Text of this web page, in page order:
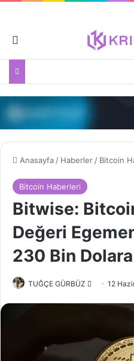
Dış görünümü değiştir
Anasayfa / Haberler / Bitcoin
Bitcoin Haberleri
Bitwise:
Değeri
230 Bin
TUĞÇE GÜRBÜZ 12